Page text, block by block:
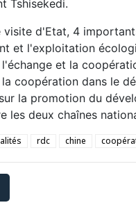
Tshisekedi.
visite d'Etat, 4
et l'exploitation
et la
coopération dans le
la promotion du
les deux chaînes
rdc chine